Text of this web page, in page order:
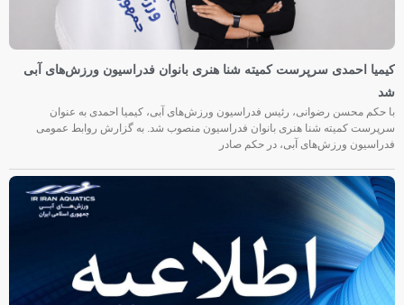
کیمیا احمدی سرپرست کمیته شنا هنری بانوان فدراسیون ورزش‌های آبی
شد
با حکم محسن رضوانی، رئیس فدراسیون ورزش‌های آبی، کیمیا احمدی به عنوان
سرپرست کمیته شنا هنری بانوان فدراسیون منصوب شد. به گزارش روابط عمومی
فدراسیون ورزش‌های آبی، در حکم صادر